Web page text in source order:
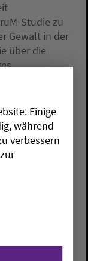
Studie zu
Gewalt in der
über die
1.259
2.225
führe, dürfe
ob der
Denn von
ordiniert
könne
sich in einer
Fehrs.
Einige
während
verbessern